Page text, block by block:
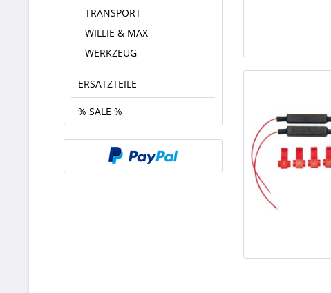
TRANSPORT
WILLIE & MAX
WERKZEUG
ERSATZTEILE
% SALE %